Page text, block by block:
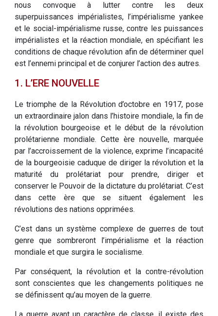
nous convoque à lutter contre les deux
superpuissances impérialistes, l’impérialisme yankee
et le social-impérialisme russe, contre les puissances
impérialistes et la réaction mondiale, en spécifiant les
conditions de chaque révolution afin de déterminer quel
est l’ennemi principal et de conjurer l’action des autres.
1. L’ERE NOUVELLE
Le triomphe de la Révolution d’octobre en 1917, pose
un extraordinaire jalon dans l’histoire mondiale, la fin de
la révolution bourgeoise et le début de la révolution
prolétarienne mondiale. Cette ère nouvelle, marquée
par l’accroissement de la violence, exprime l’incapacité
de la bourgeoisie caduque de diriger la révolution et la
maturité du prolétariat pour prendre, diriger et
conserver le Pouvoir de la dictature du prolétariat. C’est
dans cette ère que se situent également les
révolutions des nations opprimées.
C’est dans un système complexe de guerres de tout
genre que sombreront l’impérialisme et la réaction
mondiale et que surgira le socialisme.
Par conséquent, la révolution et la contre-révolution
sont conscientes que les changements politiques ne
se définissent qu’au moyen de la guerre.